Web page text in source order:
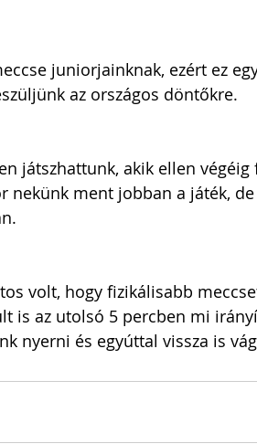
juniorjainknak, ezért ez
az országos döntőkre.
játszhattunk, akik ellen
nekünk ment jobban a játék,
volt, hogy fizikálisabb
is az utolsó 5 percben mi
nyerni és egyúttal vissza is